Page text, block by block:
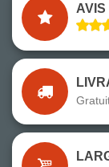
AVIS